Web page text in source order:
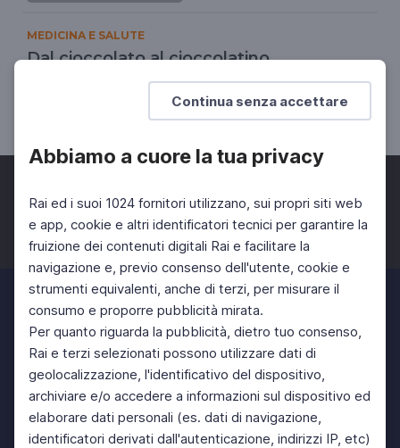
Continua senza accettare
Abbiamo a cuore la tua privacy
Rai ed i suoi 1024 fornitori utilizzano, sui propri siti web
e app, cookie e altri identificatori tecnici per garantire la
fruizione dei contenuti digitali Rai e facilitare la
navigazione e, previo consenso dell'utente, cookie e
strumenti equivalenti, anche di terzi, per misurare il
consumo e proporre pubblicità mirata.
Per quanto riguarda la pubblicità, dietro tuo consenso,
Rai e terzi selezionati possono utilizzare dati di
geolocalizzazione, l'identificativo del dispositivo,
archiviare e/o accedere a informazioni sul dispositivo ed
elaborare dati personali (es. dati di navigazione,
identificatori derivati dall'autenticazione, indirizzi IP, etc)
MEDICINA E SALUTE
Dal cioccolato al cioccolatino…
SCUOLA SECONDARIA 2°
Facebook Twitter Instagram